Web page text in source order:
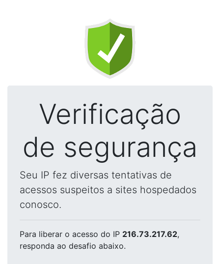
Verificação
de segurança
Seu IP fez diversas tentativas de
acessos suspeitos a sites hospedados
conosco.
Para liberar o acesso do IP 216.73.217.62,
responda ao desafio abaixo.